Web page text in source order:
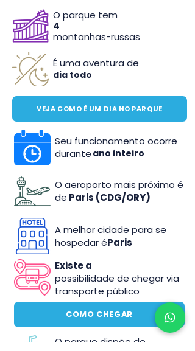
O parque tem
4
montanhas-russas
É uma aventura de
dia todo
Seu funcionamento ocorre
durante ano inteiro
O aeroporto mais próximo é
de Paris (CDG/ORY)
A melhor cidade para se
hospedar éParis
Existe a
possibilidade de chegar via
transporte público
COMO CHEGAR
O parque dispõe de
VEJA COMO É UM DIA NO PARQUE